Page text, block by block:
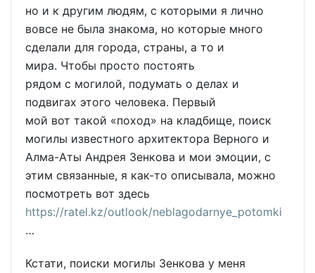
но и к другим людям, с которыми я лично
вовсе не была знакома, но которые много
сделали для города, страны, а то и
мира. Чтобы просто постоять
рядом с могилой, подумать о делах и
подвигах этого человека. Первый
мой вот такой «поход» на кладбище, поиск
могилы известного архитектора Верного и
Алма-Аты Андрея Зенкова и мои эмоции, с
этим связанные, я как-то описывала, можно
посмотреть вот здесь
https://ratel.kz/outlook/neblagodarnye_potomki
…
Кстати, поиски могилы Зенкова у меня